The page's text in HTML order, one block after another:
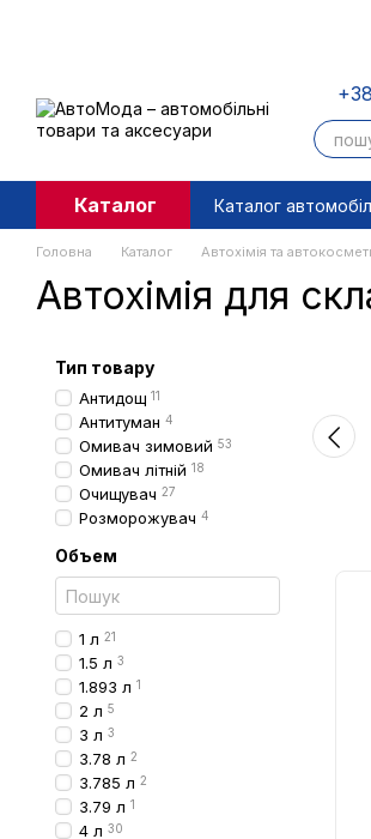
Каталог Каталог
Угода
Головна Каталог Автохімія та
Автохімія для
Тип товару
Антидощ 11
Антитуман 4
Омивач зимовий 53
Омивач літній 18
Очищувач 27
Розморожувач 4
Объем
1 л 21
1.5 л 3
1.893 л 1
2 л 5
3 л 3
3.78 л 2
3.785 л 2
3.79 л 1
4 л 30